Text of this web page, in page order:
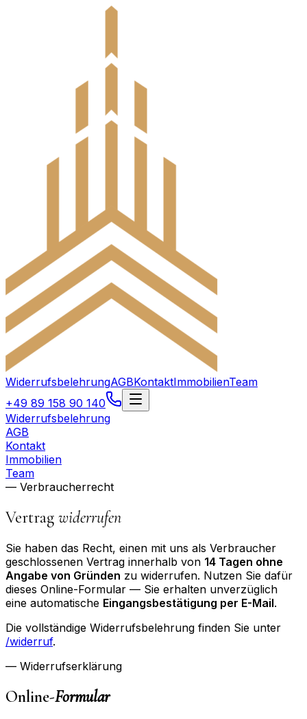
WiderrufsbelehrungAGBKontaktImmobilienTeam
+49 89 158 90 140
Widerrufsbelehrung
AGB
Kontakt
Immobilien
Team
— Verbraucherrecht
Vertrag widerrufen
Sie haben das Recht, einen mit uns als Verbraucher
geschlossenen Vertrag innerhalb von 14 Tagen ohne
Angabe von Gründen zu widerrufen. Nutzen Sie dafür
dieses Online-Formular — Sie erhalten unverzüglich
eine automatische Eingangsbestätigung per E-Mail.
Die vollständige Widerrufsbelehrung finden Sie unter
/widerruf.
— Widerrufserklärung
Online-Formular